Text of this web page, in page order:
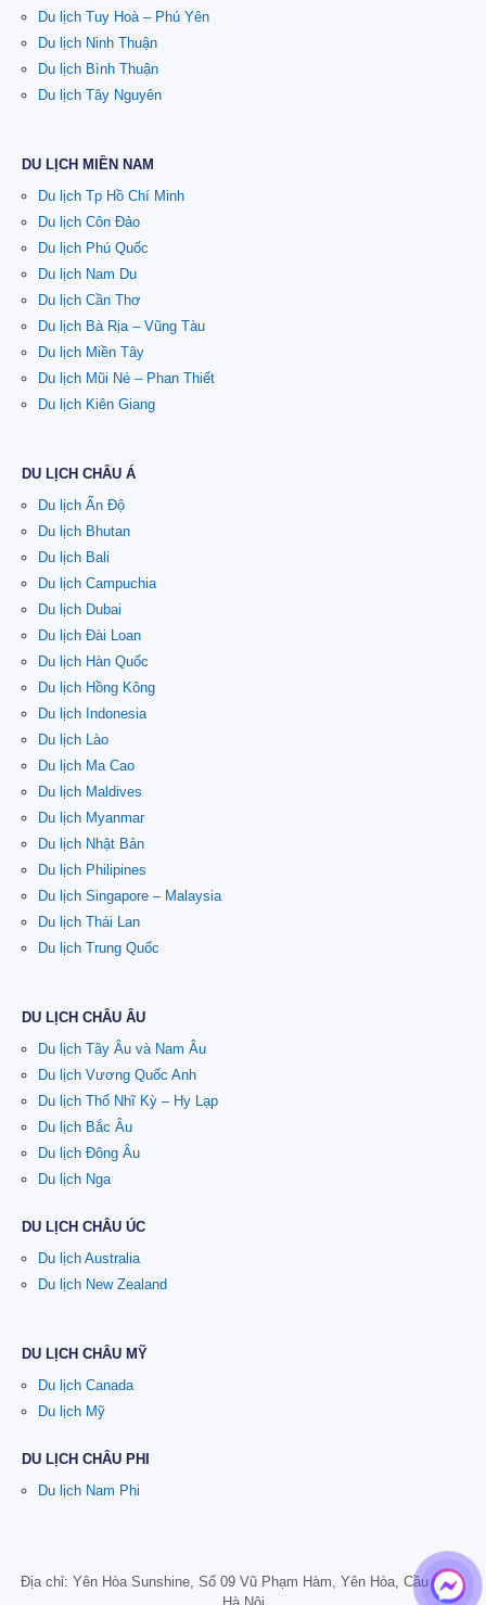
Du lịch Tuy Hoà – Phú Yên
Du lịch Ninh Thuận
Du lịch Bình Thuận
Du lịch Tây Nguyên
DU LỊCH MIỀN NAM
Du lịch Tp Hồ Chí Minh
Du lịch Côn Đảo
Du lịch Phú Quốc
Du lịch Nam Du
Du lịch Cần Thơ
Du lịch Bà Rịa – Vũng Tàu
Du lịch Miền Tây
Du lịch Mũi Né – Phan Thiết
Du lịch Kiên Giang
DU LỊCH CHÂU Á
Du lịch Ấn Độ
Du lịch Bhutan
Du lịch Bali
Du lịch Campuchia
Du lịch Dubai
Du lịch Đài Loan
Du lịch Hàn Quốc
Du lịch Hồng Kông
Du lịch Indonesia
Du lịch Lào
Du lịch Ma Cao
Du lịch Maldives
Du lịch Myanmar
Du lịch Nhật Bản
Du lịch Philipines
Du lịch Singapore – Malaysia
Du lịch Thái Lan
Du lịch Trung Quốc
DU LỊCH CHÂU ÂU
Du lịch Tây Âu và Nam Âu
Du lịch Vương Quốc Anh
Du lịch Thổ Nhĩ Kỳ – Hy Lạp
Du lịch Bắc Âu
Du lịch Đông Âu
Du lịch Nga
DU LỊCH CHÂU ÚC
Du lịch Australia
Du lịch New Zealand
DU LỊCH CHÂU MỸ
Du lịch Canada
Du lịch Mỹ
DU LỊCH CHÂU PHI
Du lịch Nam Phi
Địa chỉ: Yên Hòa Sunshine, Số 09 Vũ Phạm Hàm, Yên Hòa, Cầu Giấy,